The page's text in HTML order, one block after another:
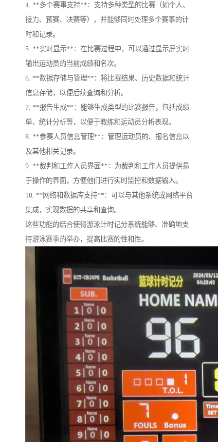
4. **多个赛事支持**：支持多种类型的比赛（如个人、
接力、预赛、决赛等），并能够同时处理多个赛事的计
时和记录。
5. **实时显示**：在比赛过程中，可以通过显示屏实时
输出运动员的当前成绩和名次。
6. **数据存储与管理**：将比赛结果、历史数据和统计
信息存储，以便后续查询和分析。
7. **报告生成**：能够生成类型的比赛报告，包括成绩
单、统计分析等，以便于教练和运动员分析表现。
8. **参赛人员信息管理**：管理运动员的、报名信息以
及其他相关记录。
9. **裁判和工作人员界面**：为裁判和工作人员提供易
于操作的界面，方便他们进行实时监控和数据输入。
10. **网络和数据库支持**：可以与其他系统或网络平台
集成，实现数据的共享和查询。
这些功能的结合使得游泳计时记分系统能够、准确地支
持游泳赛事的举办，提高比赛的性和性。